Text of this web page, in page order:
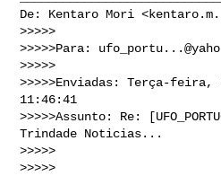
De: Kentaro Mori <
>>>>>
>>>>>Para:
>>>>>
>>>>>Enviadas: Terça-feira,
11:46:41
>>>>>Assunto: Re:
Trindade Noticias...
>>>>>
>>>>>